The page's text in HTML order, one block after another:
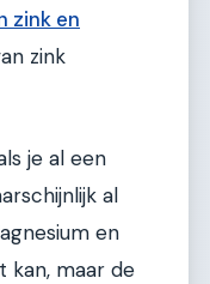
zink en
zink
je al een
al
en
kan, maar de